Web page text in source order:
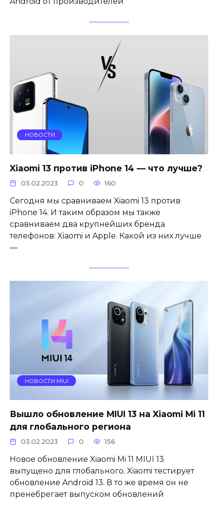
НОВОСТИ
Xiaomi 13 против iPhone 14 — что лучше?
03.02.2023 0 160
Сегодня мы сравниваем Xiaomi 13 против
iPhone 14. И таким образом мы также
сравниваем два крупнейших бренда
телефонов: Xiaomi и Apple. Какой из них лучше
—
НОВОСТИ MIUI
Вышло обновление MIUI 13 на Xiaomi Mi 11
для глобального региона
03.02.2023 0 156
Новое обновление Xiaomi Mi 11 MIUI 13
выпущено для глобального. Xiaomi тестирует
обновление Android 13. В то же время он не
пренебрегает выпуском обновлений